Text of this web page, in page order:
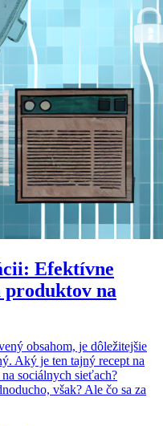
Efektívne
produktov na
obsahom, je dôležitejšie
Aký je ten tajný recept na
sociálnych sieťach?
však? Ale čo sa za